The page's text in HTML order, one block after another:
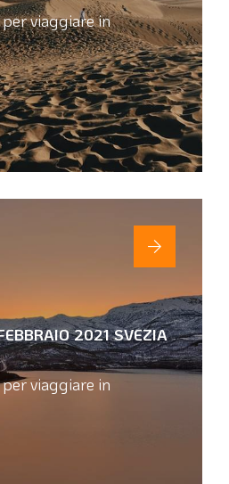
viaggiare in
2021 SVEZIA
viaggiare in